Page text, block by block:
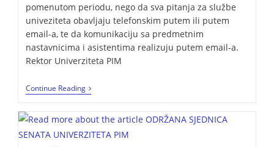
pomenutom periodu, nego da sva pitanja za službe
univeziteta obavljaju telefonskim putem ili putem
email-a, te da komunikaciju sa predmetnim
nastavnicima i asistentima realizuju putem email-a.
Rektor Univerziteta PIM
Continue Reading